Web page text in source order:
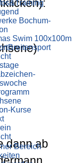
Bochum-
Swim 100x100m
Breiten­sport
Kurse
Bereich
dann ab